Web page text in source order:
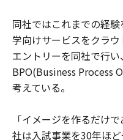
同社ではこれまでの経
学向けサービスをクラ
エントリーを同社で行
BPO(Business Process
考えている。
「イメージを作るだけ
社は入試事業を30年ほ